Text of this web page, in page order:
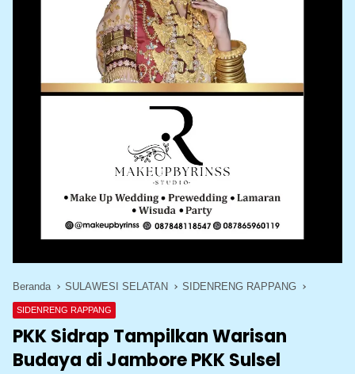
Beranda SULAWESI SELATAN SIDENRENG RAPPANG
SIDENRENG RAPPANG
PKK Sidrap Tampilkan Warisan
Budaya di Jambore PKK Sulsel